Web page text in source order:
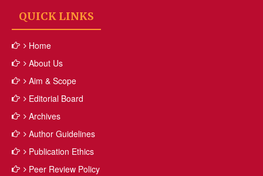
QUICK LINKS
Home
About Us
Aim & Scope
Editorial Board
Archives
Author Guidelines
Publication Ethics
Peer Review Policy